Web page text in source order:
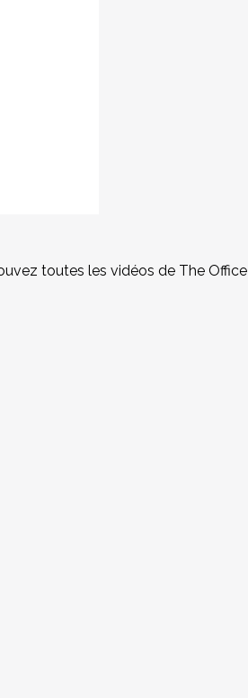
toutes les vidéos de The Office